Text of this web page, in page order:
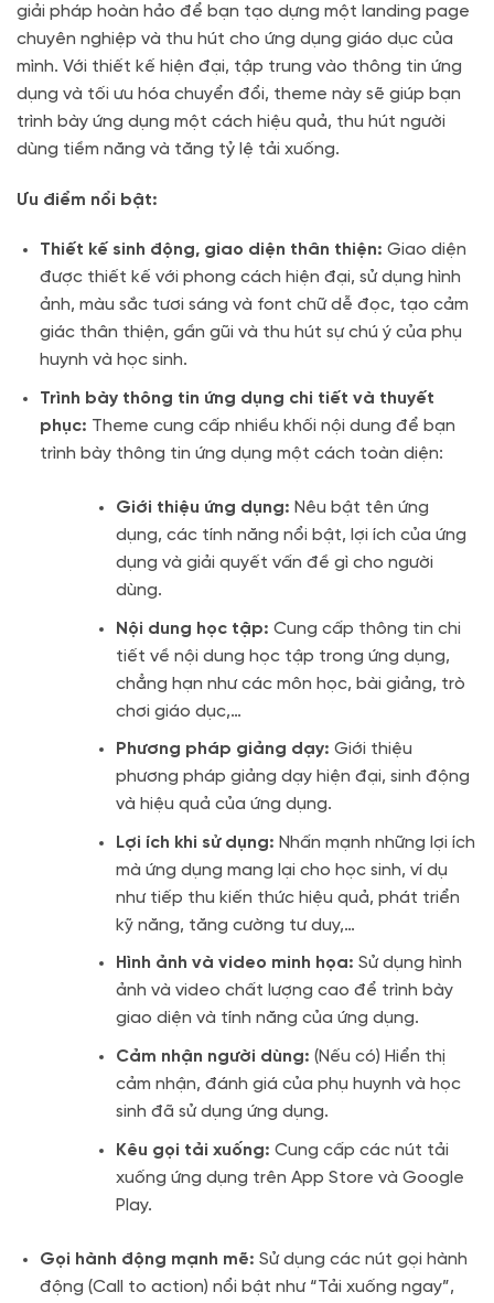
giải pháp hoàn hảo để bạn tạo dựng một landing page
chuyên nghiệp và thu hút cho ứng dụng giáo dục của
mình. Với thiết kế hiện đại, tập trung vào thông tin ứng
dụng và tối ưu hóa chuyển đổi, theme này sẽ giúp bạn
trình bày ứng dụng một cách hiệu quả, thu hút người
dùng tiềm năng và tăng tỷ lệ tải xuống.
Ưu điểm nổi bật:
Thiết kế sinh động, giao diện thân thiện: Giao diện
được thiết kế với phong cách hiện đại, sử dụng hình
ảnh, màu sắc tươi sáng và font chữ dễ đọc, tạo cảm
giác thân thiện, gần gũi và thu hút sự chú ý của phụ
huynh và học sinh.
Trình bày thông tin ứng dụng chi tiết và thuyết
phục: Theme cung cấp nhiều khối nội dung để bạn
trình bày thông tin ứng dụng một cách toàn diện:
Giới thiệu ứng dụng: Nêu bật tên ứng
dụng, các tính năng nổi bật, lợi ích của ứng
dụng và giải quyết vấn đề gì cho người
dùng.
Nội dung học tập: Cung cấp thông tin chi
tiết về nội dung học tập trong ứng dụng,
chẳng hạn như các môn học, bài giảng, trò
chơi giáo dục,…
Phương pháp giảng dạy: Giới thiệu
phương pháp giảng dạy hiện đại, sinh động
và hiệu quả của ứng dụng.
Lợi ích khi sử dụng: Nhấn mạnh những lợi ích
mà ứng dụng mang lại cho học sinh, ví dụ
như tiếp thu kiến thức hiệu quả, phát triển
kỹ năng, tăng cường tư duy,…
Hình ảnh và video minh họa: Sử dụng hình
ảnh và video chất lượng cao để trình bày
giao diện và tính năng của ứng dụng.
Cảm nhận người dùng: (Nếu có) Hiển thị
cảm nhận, đánh giá của phụ huynh và học
sinh đã sử dụng ứng dụng.
Kêu gọi tải xuống: Cung cấp các nút tải
xuống ứng dụng trên App Store và Google
Play.
Gọi hành động mạnh mẽ: Sử dụng các nút gọi hành
động (Call to action) nổi bật như “Tải xuống ngay”,